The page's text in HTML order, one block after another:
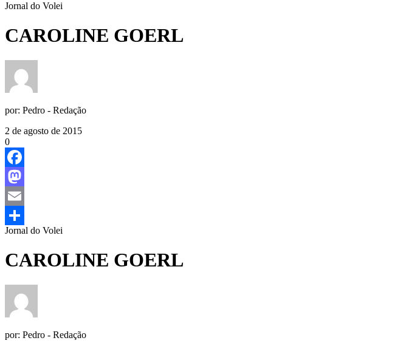
Jornal do Volei
CAROLINE GOERL
por: Pedro - Redação
2 de agosto de 2015
0
Facebook
Mastodon
Email
Share
Jornal do Volei
CAROLINE GOERL
por: Pedro - Redação